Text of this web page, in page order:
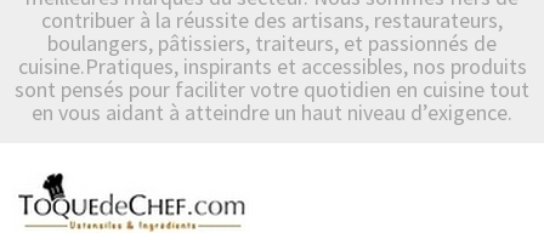
contribuer à la réussite des artisans, restaurateurs,
boulangers, pâtissiers, traiteurs, et passionnés de
cuisine.Pratiques, inspirants et accessibles, nos produits
sont pensés pour faciliter votre quotidien en cuisine tout
en vous aidant à atteindre un haut niveau d’exigence.